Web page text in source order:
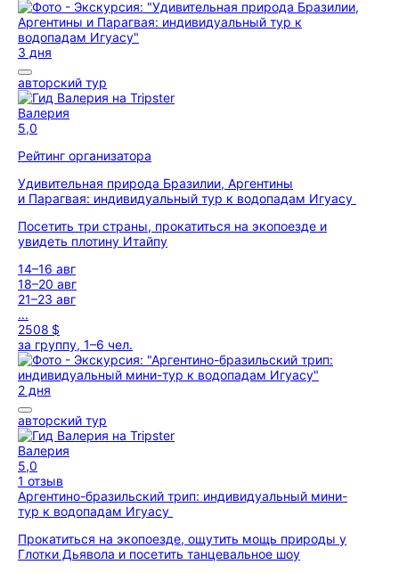
3 дня
авторский тур
Валерия
5,0
Рейтинг организатора
Удивительная природа Бразилии, Аргентины
и Парагвая: индивидуальный тур к водопадам Игуасу
Посетить три страны, прокатиться на экопоезде и
увидеть плотину Итайпу
14–16 авг
18–20 авг
21–23 авг
...
2508 $
за группу, 1–6 чел.
2 дня
авторский тур
Валерия
5,0
1 отзыв
Аргентино-бразильский трип: индивидуальный мини-
тур к водопадам Игуасу
Прокатиться на экопоезде, ощутить мощь природы у
Глотки Дьявола и посетить танцевальное шоу